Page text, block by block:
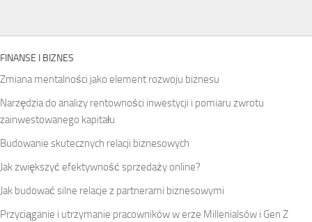
FINANSE I BIZNES
Zmiana mentalności jako element rozwoju biznesu
Narzędzia do analizy rentowności inwestycji i pomiaru zwrotu
zainwestowanego kapitału
Budowanie skutecznych relacji biznesowych
Jak zwiększyć efektywność sprzedaży online?
Jak budować silne relacje z partnerami biznesowymi
Przyciąganie i utrzymanie pracowników w erze Millenialsów i Gen Z